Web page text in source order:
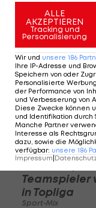
Mehr
Teamspieler
in Topliga
Sport-Mix
ALLE
AKZEPTIEREN
Tracking und
Personalisierung
Wir und unsere 186
Ihre IP-Adresse und
Speichern von oder
Personalisierte
der Performance von
und Verbesserung von
Diese Zwecke können
und Identifikation durch
Manche Partner
Interesse als
dazu, sowie die
verfügbar: unsere 186
Impressum